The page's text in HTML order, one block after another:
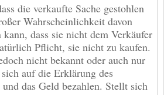
die verkaufte Sache gestohlen
Wahrscheinlichkeit davon
kann, dass sie nicht dem Verkäufer
Pflicht, sie nicht zu kaufen.
nicht bekannt oder auch nur
auf die Erklärung des
das Geld bezahlen. Stellt sich